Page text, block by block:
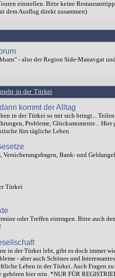
einstellen. Bitte keine
dem Ausflug direkt zusammen)
- also der Region Side-Manavgat
in der Türkei
kommt der Alltag
in der Türkei so mit sich bringt...
Probleme, Glücksmomente... Hier
fürs tägliche Leben.
Versicherungsfragen, Bank- und
Türkei
oder Treffen eintragen. Bitte auch
in der Türkei lebt, gibt es doch immer
- aber auch Schönes und
Leben in der Türkei. Auch Fragen
gehören hier rein. *NUR FÜR